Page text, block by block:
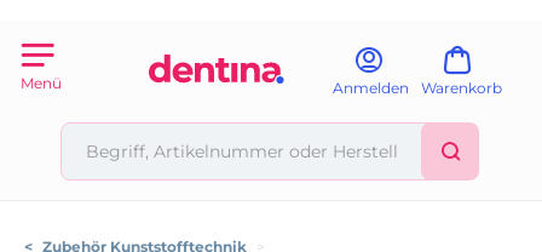
Menü Anmelden Warenkorb
< Zubehör Kunststofftechnik >